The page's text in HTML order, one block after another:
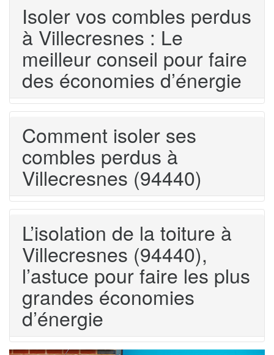
Isoler vos combles perdus
à Villecresnes : Le
meilleur conseil pour faire
des économies d’énergie
Comment isoler ses
combles perdus à
Villecresnes (94440)
L’isolation de la toiture à
Villecresnes (94440),
l’astuce pour faire les plus
grandes économies
d’énergie